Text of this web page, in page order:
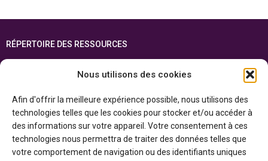
Nous utilisons des cookies
Afin d'offrir la meilleure expérience possible, nous utilisons des
technologies telles que les cookies pour stocker et/ou accéder à
des informations sur votre appareil. Votre consentement à ces
technologies nous permettra de traiter des données telles que
votre comportement de navigation ou des identifiants uniques
RÉPERTOIRE DES RESSOURCES
ENGLISH
Cette ressource est réalisée grâce au soutien financier du gouvernement de
l’Ontario et du gouvernement duCanada par l’entremise du ministère du
Patrimoine canadien